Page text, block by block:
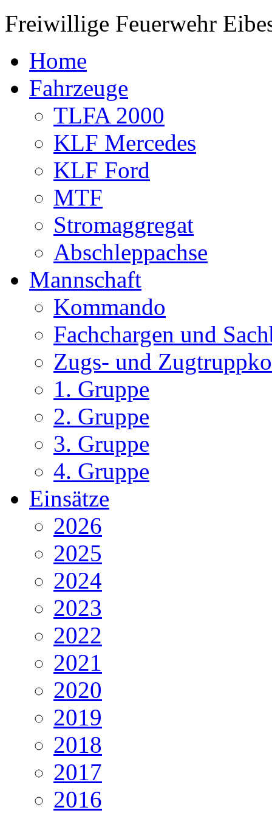
Freiwillige Feuerwehr
Home
Fahrzeuge
TLFA 2000
KLF Mercedes
KLF Ford
MTF
Stromaggregat
Abschleppachse
Mannschaft
Kommando
Fachchargen und
Zugs- und
1. Gruppe
2. Gruppe
3. Gruppe
4. Gruppe
Einsätze
2026
2025
2024
2023
2022
2021
2020
2019
2018
2017
2016